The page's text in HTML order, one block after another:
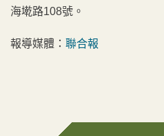
海墘路108號。
報導媒體： 聯合報